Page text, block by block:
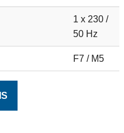
1 x 230 /
50 Hz
F7 / M5